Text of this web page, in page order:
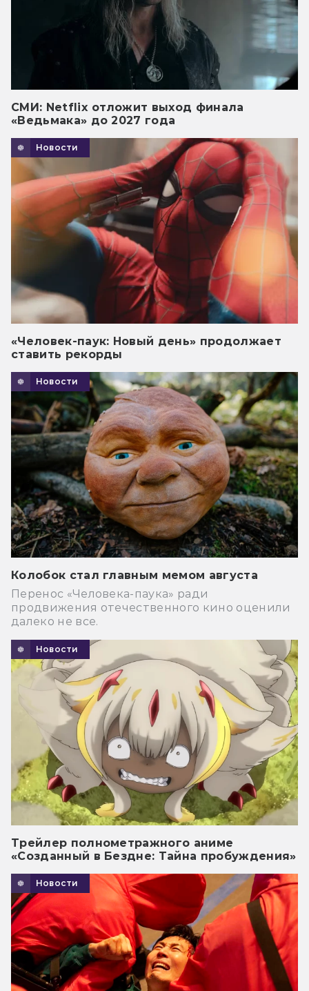
СМИ: Netflix отложит выход финала
«Ведьмака» до 2027 года
Новости
«Человек-паук: Новый день» продолжает
ставить рекорды
Новости
Колобок стал главным мемом августа
Перенос «Человека-паука» ради
продвижения отечественного кино оценили
далеко не все.
Новости
Трейлер полнометражного аниме
«Созданный в Бездне: Тайна пробуждения»
Новости